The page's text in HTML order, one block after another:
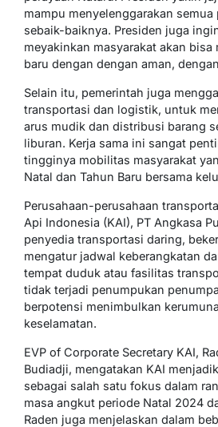
mampu menyelenggarakan semua
sebaik-baiknya. Presiden juga
meyakinkan masyarakat akan bisa
baru dengan dengan aman,
Selain itu, pemerintah juga
transportasi dan logistik, untuk
arus mudik dan distribusi barang
liburan. Kerja sama ini sangat
tingginya mobilitas masyarakat
Natal dan Tahun Baru bersama
Perusahaan-perusahaan
Api Indonesia (KAI), PT Angkasa
penyedia transportasi daring,
mengatur jadwal keberangkatan
tempat duduk atau fasilitas
tidak terjadi penumpukan
berpotensi menimbulkan
keselamatan.
EVP of Corporate Secretary KAI,
Budiadji, mengatakan KAI
sebagai salah satu fokus dalam
masa angkut periode Natal 2024
Raden juga menjelaskan dalam